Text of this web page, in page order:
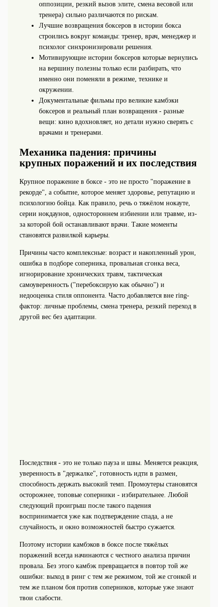
оппозиции, резкий вызов элите, смена весовой или
тренера) сильно различаются по рискам.
Лучшие возвращения боксеров в истории бокса
строились вокруг команды: тренер, врач, менеджер и
психолог синхронизировали решения.
Мотивирующие истории боксеров которые вернулись
на вершину полезны только если разбирать, что
именно они поменяли в режиме, технике и
окружении.
Документальные фильмы про великие камбэки
боксеров и реальный план возвращения - разные
вещи: кино вдохновляет, но детали нужно сверять с
врачами и тренерами.
Механика падения: причины
крупных поражений и их последствия
Крупное поражение в боксе - это не просто "поражение в
рекорде", а событие, которое меняет здоровье, репутацию и
психологию бойца. Как правило, речь о тяжёлом нокауте,
серии нокдаунов, одностороннем избиении или травме, из-
за которой бой останавливают врачи. Такие моменты
становятся развилкой карьеры.
Причины часто комплексные: возраст и накопленный урон,
ошибка в подборе соперника, провальная сгонка веса,
игнорирование хронических травм, тактическая
самоуверенность ("перебоксирую как обычно") и
недооценка стиля оппонента. Часто добавляется вне ring-
фактор: личные проблемы, смена тренера, резкий переход в
другой вес без адаптации.
Последствия - это не только пауза и швы. Меняется реакция,
уверенность в "держалке", готовность идти в размен,
способность держать высокий темп. Промоутеры становятся
осторожнее, топовые соперники - избирательнее. Любой
следующий проигрыш после такого падения
воспринимается уже как подтверждение спада, а не
случайность, и окно возможностей быстро сужается.
Поэтому истории камбэков в боксе после тяжёлых
поражений всегда начинаются с честного анализа причин
провала. Без этого камбэк превращается в повтор той же
ошибки: выход в ринг с тем же режимом, той же сгонкой и
тем же планом боя против соперников, которые уже знают
твои слабости.